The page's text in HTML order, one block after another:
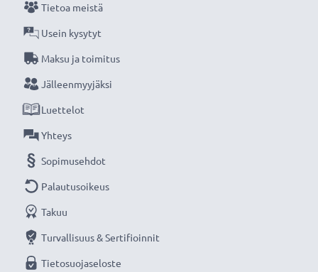
Tietoa meistä
Usein kysytyt
Maksu ja toimitus
Jälleenmyyjäksi
Luettelot
Yhteys
Sopimusehdot
Palautusoikeus
Takuu
Turvallisuus & Sertifioinnit
Tietosuojaseloste